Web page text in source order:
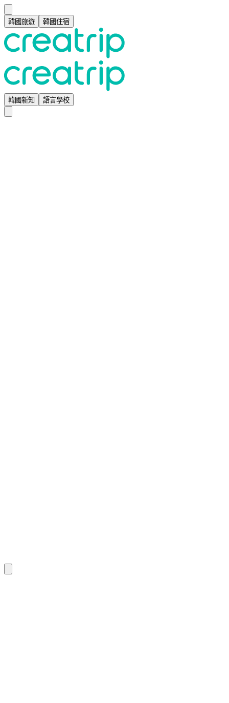
韓國旅遊 韓國住宿
韓國新知 語言學校